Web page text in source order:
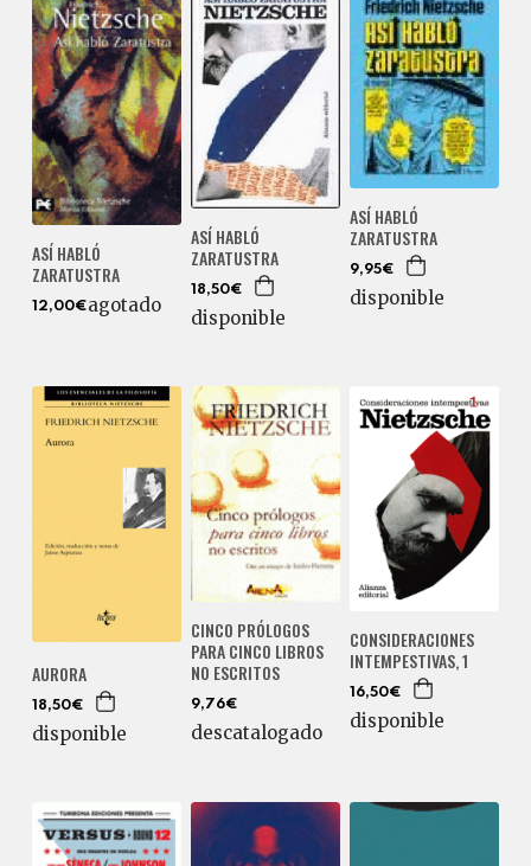
ASÍ HABLÓ
ZARATUSTRA
12,00€agotado
ASÍ HABLÓ
ZARATUSTRA
18,50€
disponible
ASÍ HABLÓ
ZARATUSTRA
9,95€
disponible
AURORA
18,50€
disponible
CINCO PRÓLOGOS
PARA CINCO LIBROS
NO ESCRITOS
9,76€
descatalogado
CONSIDERACIONES
INTEMPESTIVAS, 1
16,50€
disponible